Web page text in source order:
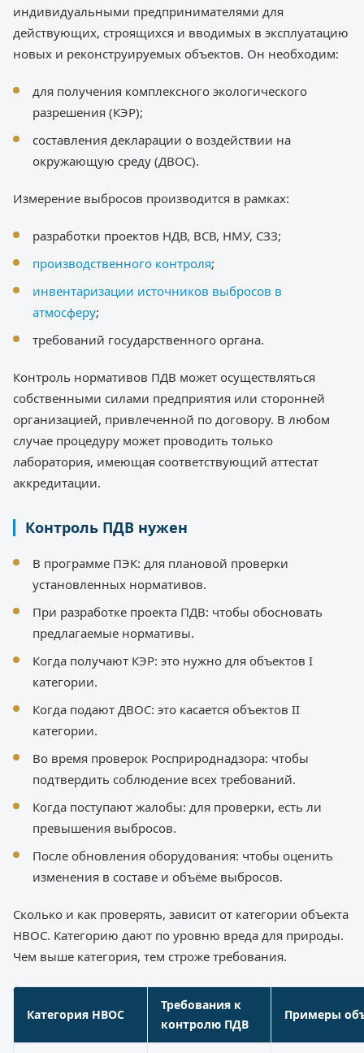
индивидуальными предпринимателями для
действующих, строящихся и вводимых в эксплуатацию
новых и реконструируемых объектов. Он необходим:
для получения комплексного экологического
разрешения (КЭР);
составления декларации о воздействии на
окружающую среду (ДВОС).
Измерение выбросов производится в рамках:
разработки проектов НДВ, ВСВ, НМУ, СЗЗ;
производственного контроля;
инвентаризации источников выбросов в
атмосферу;
требований государственного органа.
Контроль нормативов ПДВ может осуществляться
собственными силами предприятия или сторонней
организацией, привлеченной по договору. В любом
случае процедуру может проводить только
лаборатория, имеющая соответствующий аттестат
аккредитации.
Контроль ПДВ нужен
В программе ПЭК: для плановой проверки
установленных нормативов.
При разработке проекта ПДВ: чтобы обосновать
предлагаемые нормативы.
Когда получают КЭР: это нужно для объектов I
категории.
Когда подают ДВОС: это касается объектов II
категории.
Во время проверок Росприроднадзора: чтобы
подтвердить соблюдение всех требований.
Когда поступают жалобы: для проверки, есть ли
превышения выбросов.
После обновления оборудования: чтобы оценить
изменения в составе и объёме выбросов.
Сколько и как проверять, зависит от категории объекта
НВОС. Категорию дают по уровню вреда для природы.
Чем выше категория, тем строже требования.
Категория НВОС
Требования к
контролю ПДВ
Примеры